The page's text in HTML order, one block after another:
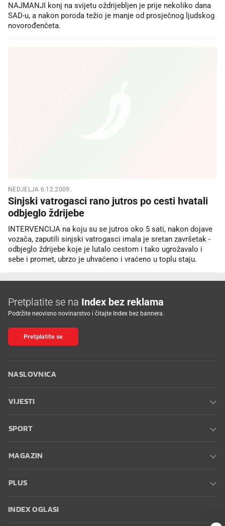
NAJMANJI konj na svijetu oždrijebljen je prije nekoliko dana
SAD-u, a nakon poroda težio je manje od prosječnog ljudskog
novorođenčeta.
NEDJELJA 6.12.2009.
Sinjski vatrogasci rano jutros po cesti hvatali
odbjeglo ždrijebe
INTERVENCIJA na koju su se jutros oko 5 sati, nakon dojave
vozača, zaputili sinjski vatrogasci imala je sretan završetak -
odbjeglo ždrijebe koje je lutalo cestom i tako ugrožavalo i
sebe i promet, ubrzo je uhvaćeno i vraćeno u toplu staju.
Pretplatite se na Index bez reklama
Podržite neovisno novinarstvo i čitajte Index bez bannera.
Pretplatite se
NASLOVNICA
VIJESTI
SPORT
MAGAZIN
PLUS
INDEX OGLASI